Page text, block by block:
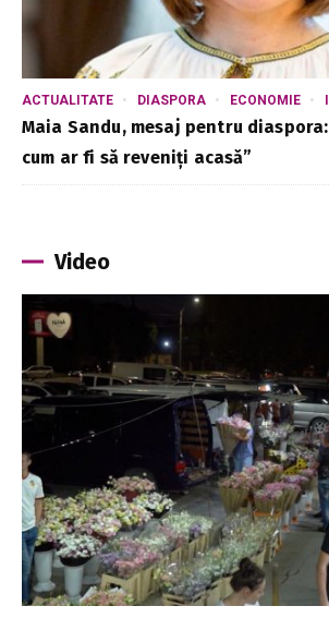
ACTUALITATE DIASPORA ECONOMIE
Maia Sandu, mesaj pentru
cum ar fi să reveniți acasă”
Video